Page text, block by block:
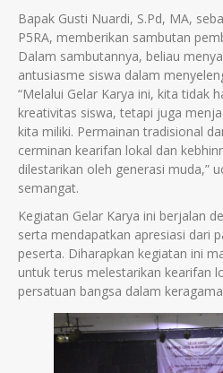
Bapak Gusti Nuardi, S.Pd, MA,
P5RA, memberikan sambutan
Dalam sambutannya, beliau
antusiasme siswa dalam
“Melalui Gelar Karya ini, kita tidak
kreativitas siswa, tetapi juga
kita miliki. Permainan tradisional
cerminan kearifan lokal dan
dilestarikan oleh generasi muda,”
semangat.
Kegiatan Gelar Karya ini berjalan
serta mendapatkan apresiasi dari
peserta. Diharapkan kegiatan ini
untuk terus melestarikan kearifan
persatuan bangsa dalam